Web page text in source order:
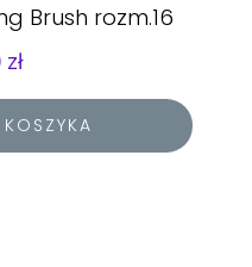
Brush rozm.16
zł